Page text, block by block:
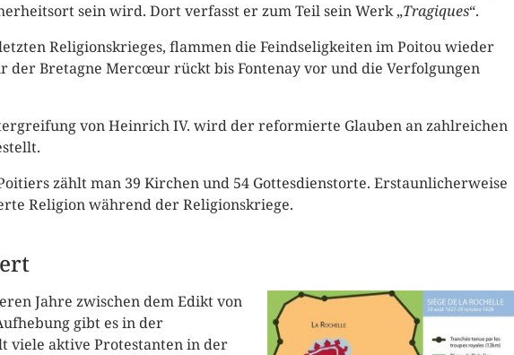
sein wird. Dort verfasst er zum Teil sein Werk „Tragiques“.
Religionskrieges, flammen die Feindseligkeiten im Poitou wieder
der Bretagne Mercœur rückt bis Fontenay vor und die Verfolgungen
von Heinrich IV. wird der reformierte Glauben an zahlreichen
zählt man 39 Kirchen und 54 Gottesdienstorte. Erstaunlicherweise
Religion während der Religionskriege.
Jahre zwischen dem Edikt von
gibt es in der
viele aktive Protestanten in der